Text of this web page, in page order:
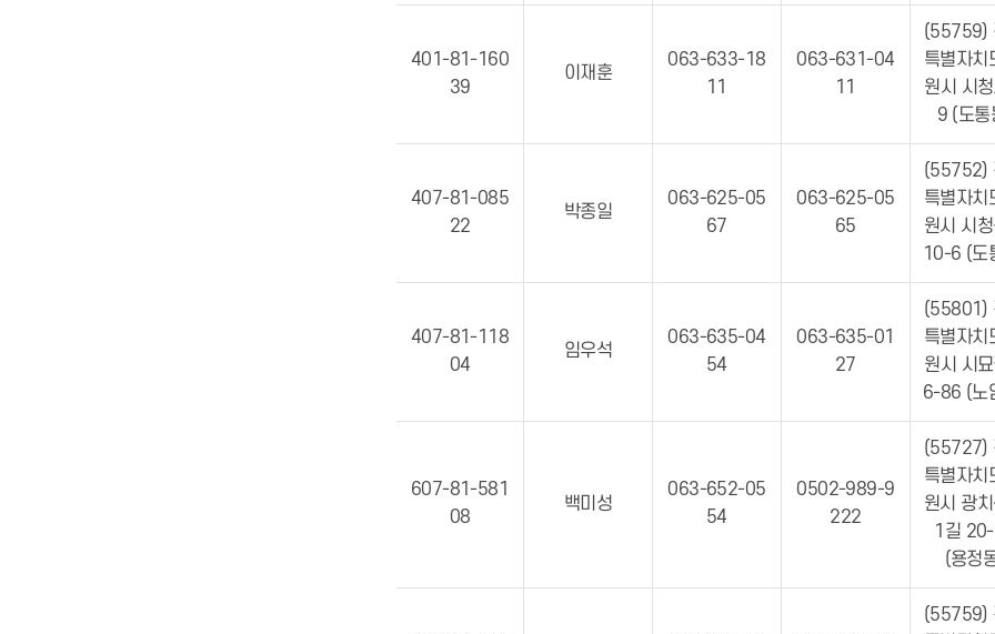
401-81-160
39
이재훈
063-633-18
11
063-631-04
11
(55759)
특별자치
원시 시
9 (도통
407-81-085
22
박종일
063-625-05
67
063-625-05
65
(55752)
특별자치
원시 시
10-6 (도
407-81-118
04
임우석
063-635-04
54
063-635-01
27
(55801)
특별자치
원시 시
6-86 (노
607-81-581
08
백미성
063-652-05
54
0502-989-9
222
(55727)
특별자치
원시 광
1길
(용정
(55759)